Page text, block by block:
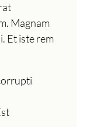
Magnam
Et iste rem